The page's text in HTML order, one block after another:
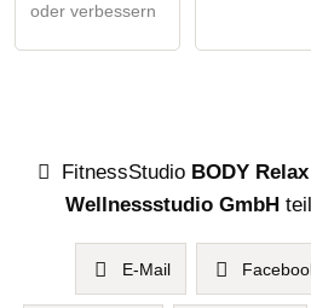
oder verbessern
FitnessStudio BODY
Wellnessstudio GmbH
E-Mail